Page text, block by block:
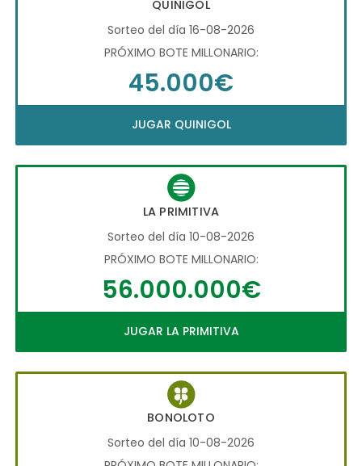
QUINIGOL
Sorteo del día 16-08-2026
PRÓXIMO BOTE MILLONARIO:
45.000€
JUGAR QUINIGOL
LA PRIMITIVA
Sorteo del día 10-08-2026
PRÓXIMO BOTE MILLONARIO:
56.000.000€
JUGAR LA PRIMITIVA
BONOLOTO
Sorteo del día 10-08-2026